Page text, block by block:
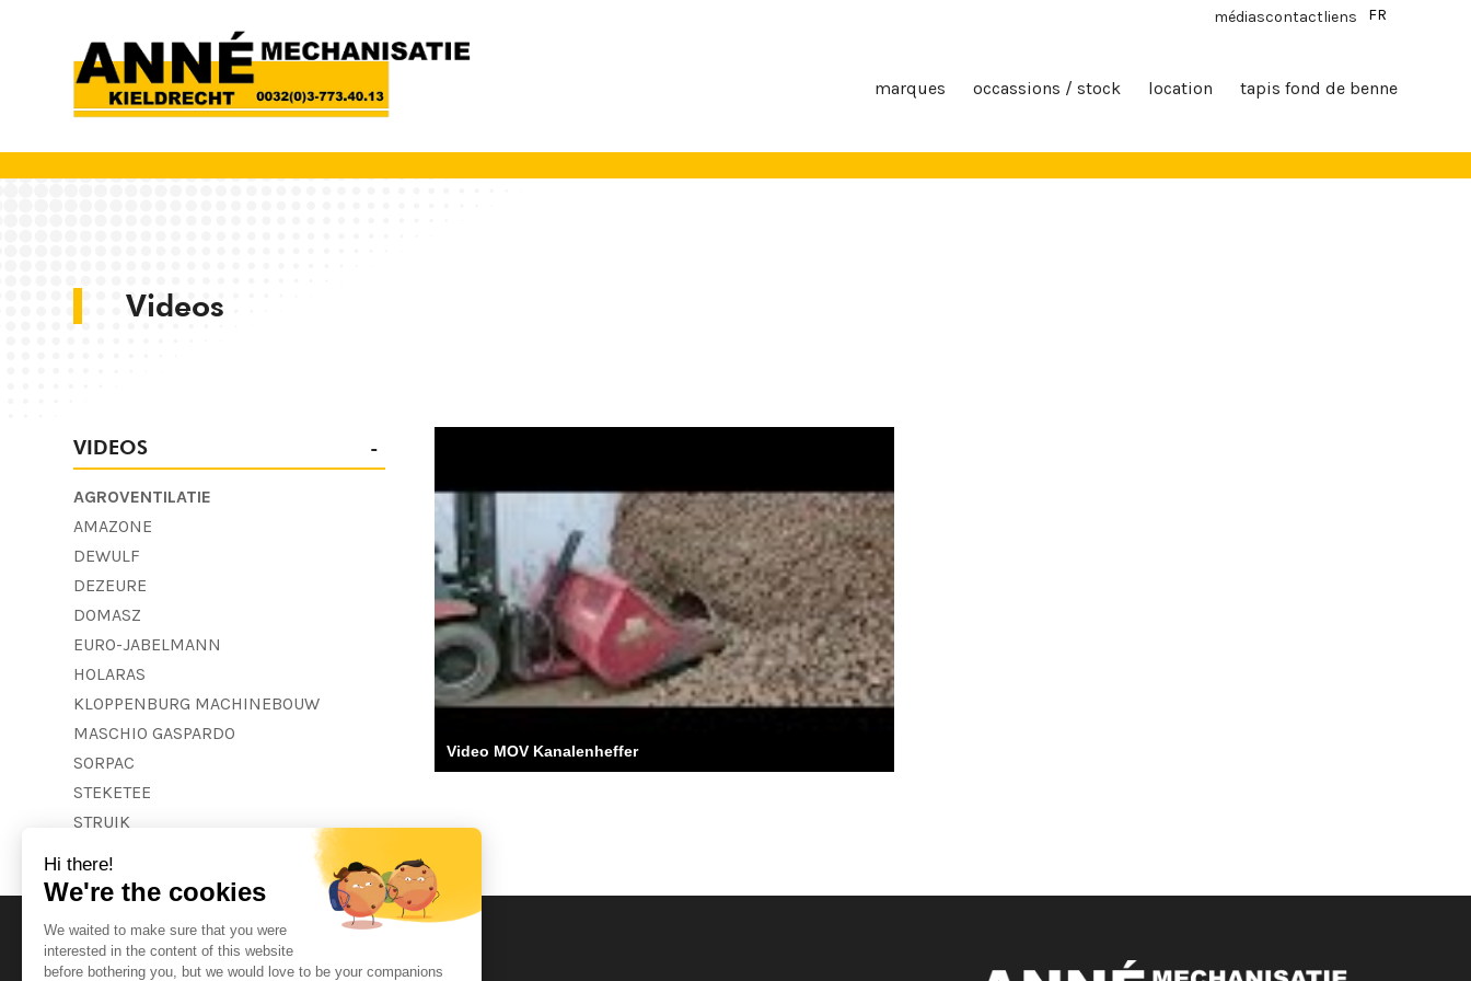
médiascontactliens FR
marques occassions / stock location tapis fond de benne
Videos
VIDEOS
AGROVENTILATIE
AMAZONE
DEWULF
DEZEURE
DOMASZ
EURO-JABELMANN
HOLARAS
KLOPPENBURG MACHINEBOUW
MASCHIO GASPARDO
SORPAC
STEKETEE
STRUIK
Video MOV Kanalenheffer
Horaires d'ouvertures